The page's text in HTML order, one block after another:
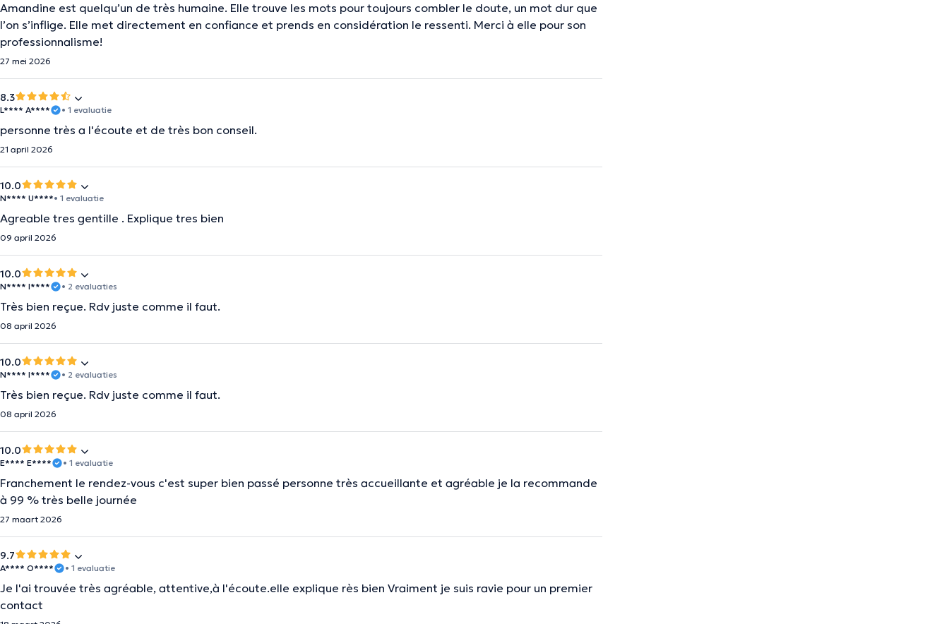
Amandine est quelqu’un de très humaine. Elle trouve les mots pour toujours combler le doute, un mot dur que
l’on s’inflige. Elle met directement en confiance et prends en considération le ressenti. Merci à elle pour son
professionnalisme!
27 mei 2026
8.3
L**** A**** • 1 evaluatie
personne très a l'écoute et de très bon conseil.
21 april 2026
10.0
N**** U****• 1 evaluatie
Agreable tres gentille . Explique tres bien
09 april 2026
10.0
N**** I**** • 2 evaluaties
Très bien reçue. Rdv juste comme il faut.
08 april 2026
10.0
N**** I**** • 2 evaluaties
Très bien reçue. Rdv juste comme il faut.
08 april 2026
10.0
E**** E**** • 1 evaluatie
Franchement le rendez-vous c'est super bien passé personne très accueillante et agréable je la recommande
à 99 % très belle journée
27 maart 2026
9.7
A**** O**** • 1 evaluatie
Je l'ai trouvée très agréable, attentive,à l'écoute.elle explique rès bien Vraiment je suis ravie pour un premier
contact